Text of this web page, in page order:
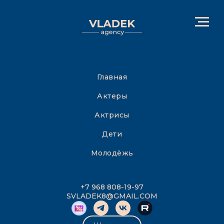
Главная
Актеры
Актрисы
Дети
Молодёжь
+7 968 808-19-97
SVLADEK8@GMAIL.COM